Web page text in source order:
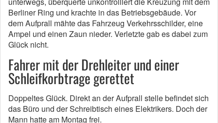
Berliner Ring und krachte in das Betriebsgebäude. Vor
dem Aufprall mähte das Fahrzeug Verkehrsschilder, eine
Ampel und einen Zaun nieder. Verletzte gab es dabei zum
Glück nicht.
Fahrer mit der Drehleiter und einer
Schleifkorbtrage gerettet
Doppeltes Glück. Direkt an der Aufprall stelle befindet sich
das Büro und der Schreibtisch eines Elektrikers. Doch der
Mann hatte am Montag frei.